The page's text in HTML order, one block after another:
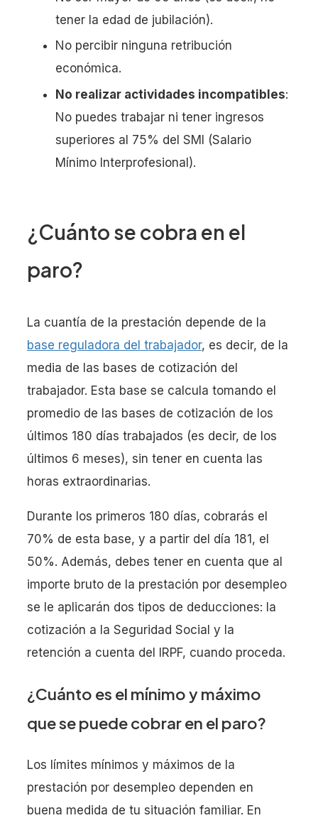
tener la edad de jubilación).
No percibir ninguna retribución
económica.
No realizar actividades incompatibles:
No puedes trabajar ni tener ingresos
superiores al 75% del SMI (Salario
Mínimo Interprofesional).
¿Cuánto se cobra en el
paro?
La cuantía de la prestación depende de la
base reguladora del trabajador, es decir, de la
media de las bases de cotización del
trabajador. Esta base se calcula tomando el
promedio de las bases de cotización de los
últimos 180 días trabajados (es decir, de los
últimos 6 meses), sin tener en cuenta las
horas extraordinarias.
Durante los primeros 180 días, cobrarás el
70% de esta base, y a partir del día 181, el
50%. Además, debes tener en cuenta que al
importe bruto de la prestación por desempleo
se le aplicarán dos tipos de deducciones: la
cotización a la Seguridad Social y la
retención a cuenta del IRPF, cuando proceda.
¿Cuánto es el mínimo y máximo
que se puede cobrar en el paro?
Los límites mínimos y máximos de la
prestación por desempleo dependen en
buena medida de tu situación familiar. En